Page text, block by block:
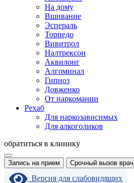
На дому
Вшивание
Эспераль
Торпедо
Вивитрол
Налтрексон
Аквилонг
Алгоминал
Гипноз
Довженко
От наркомании
Рехаб
Для наркозависимых
Для алкоголиков
обратиться в клинику
Запись на прием Срочный вызов
Версия для слабовидящих